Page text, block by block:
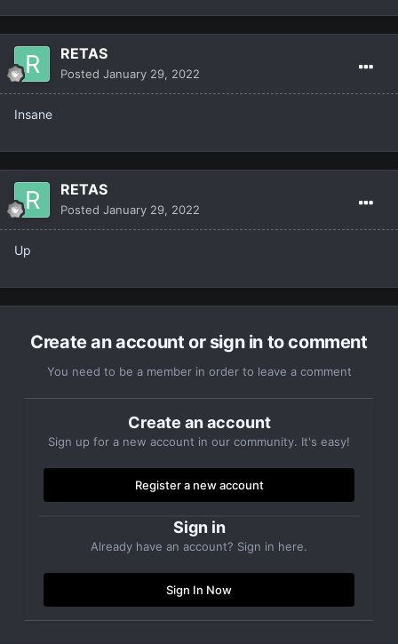
RETAS
Posted January 29, 2022
Insane
RETAS
Posted January 29, 2022
Up
Create an account or sign in to comment
You need to be a member in order to leave a comment
Create an account
Sign up for a new account in our community. It's easy!
Register a new account
Sign in
Already have an account? Sign in here.
Sign In Now